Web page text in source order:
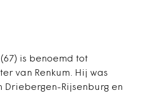
is benoemd tot
van Renkum. Hij was
Rijsenburg en